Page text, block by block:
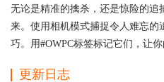
无论是精准的擒杀，还是惊险的追
来。使用相机模式捕捉令人难忘的
巧。用#OWPC标签标记它们，让
更新日志